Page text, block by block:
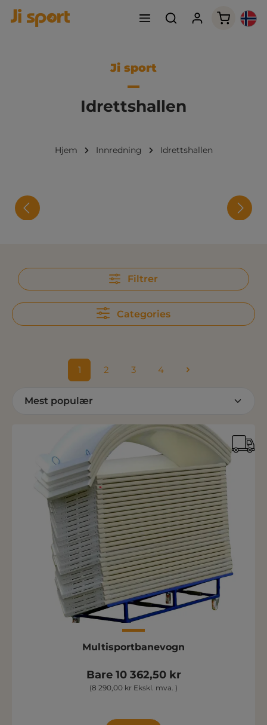
Ji sport
Idrettshallen
Hjem Innredning Idrettshallen
Filtrer
Categories
Side
1 Side
2 Side
3 Side
4
Multisportbanevogn
Bare 10 362,50 kr
(8 290,00 kr Ekskl. mva. )